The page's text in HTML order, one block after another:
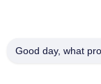
Good day, what